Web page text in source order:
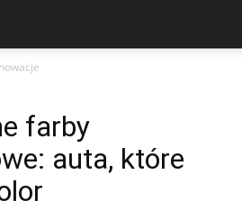
farby
auta, które